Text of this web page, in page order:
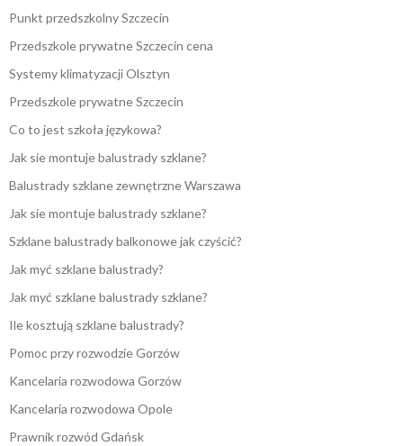
Punkt przedszkolny Szczecin
Przedszkole prywatne Szczecin cena
Systemy klimatyzacji Olsztyn
Przedszkole prywatne Szczecin
Co to jest szkoła językowa?
Jak sie montuje balustrady szklane?
Balustrady szklane zewnętrzne Warszawa
Jak sie montuje balustrady szklane?
Szklane balustrady balkonowe jak czyścić?
Jak myć szklane balustrady?
Jak myć szklane balustrady szklane?
Ile kosztują szklane balustrady?
Pomoc przy rozwodzie Gorzów
Kancelaria rozwodowa Gorzów
Kancelaria rozwodowa Opole
Prawnik rozwód Gdańsk